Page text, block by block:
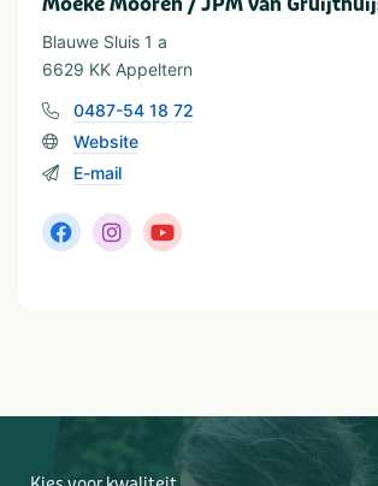
Blauwe Sluis 1 a
6629 KK Appeltern
0487-54 18 72
Website
E-mail